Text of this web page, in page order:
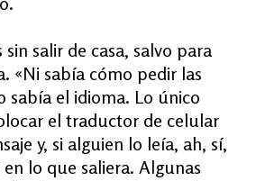
salir de casa, salvo para
«Ni sabía cómo pedir las
sabía el idioma. Lo único
el traductor de celular
y, si alguien lo leía, ah, sí,
lo que saliera. Algunas